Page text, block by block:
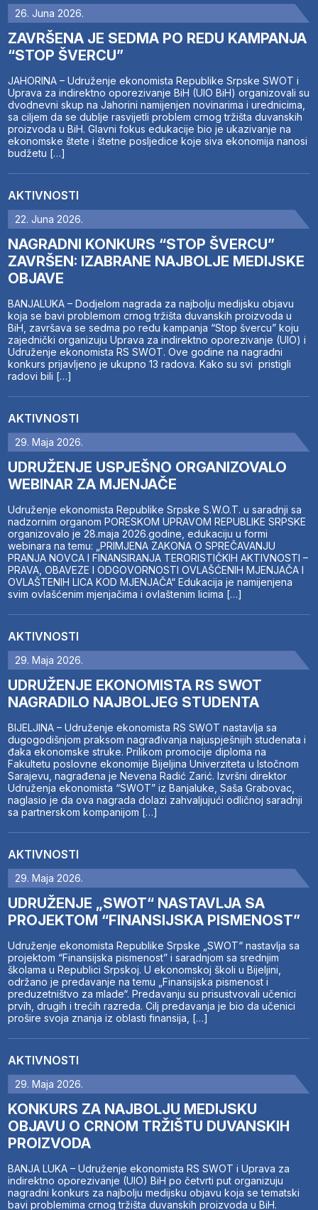
26. Juna 2026.
ZAVRŠENA JE SEDMA PO REDU KAMPANJA
“STOP ŠVERCU”
JAHORINA – Udruženje ekonomista Republike Srpske SWOT i
Uprava za indirektno oporezivanje BiH (UIO BiH) organizovali su
dvodnevni skup na Jahorini namijenjen novinarima i urednicima,
sa ciljem da se dublje rasvijetli problem crnog tržišta duvanskih
proizvoda u BiH. Glavni fokus edukacije bio je ukazivanje na
ekonomske štete i štetne posljedice koje siva ekonomija nanosi
budžetu […]
AKTIVNOSTI
22. Juna 2026.
NAGRADNI KONKURS “STOP ŠVERCU”
ZAVRŠEN: IZABRANE NAJBOLJE MEDIJSKE
OBJAVE
BANJALUKA – Dodjelom nagrada za najbolju medijsku objavu
koja se bavi problemom crnog tržišta duvanskih proizvoda u
BiH, završava se sedma po redu kampanja “Stop švercu” koju
zajednički organizuju Uprava za indirektno oporezivanje (UIO) i
Udruženje ekonomista RS SWOT. Ove godine na nagradni
konkurs prijavljeno je ukupno 13 radova. Kako su svi pristigli
radovi bili […]
AKTIVNOSTI
29. Maja 2026.
UDRUŽENJE USPJEŠNO ORGANIZOVALO
WEBINAR ZA MJENJAČE
Udruženje ekonomista Republike Srpske S.W.O.T. u saradnji sa
nadzornim organom PORESKOM UPRAVOM REPUBLIKE SRPSKE
organizovalo je 28.maja 2026.godine, edukaciju u formi
webinara na temu: „PRIMJENA ZAKONA O SPREČAVANJU
PRANJA NOVCA I FINANSIRANJA TERORISTIČKIH AKTIVNOSTI –
PRAVA, OBAVEZE I ODGOVORNOSTI OVLAŠĆENIH MJENJAČA I
OVLAŠTENIH LICA KOD MJENJAČA“ Edukacija je namijenjena
svim ovlašćenim mjenjačima i ovlaštenim licima […]
AKTIVNOSTI
29. Maja 2026.
UDRUŽENJE EKONOMISTA RS SWOT
NAGRADILO NAJBOLJEG STUDENTA
BIJELJINA – Udruženje ekonomista RS SWOT nastavlja sa
dugogodišnjom praksom nagrađivanja najuspješnijih studenata i
đaka ekonomske struke. Prilikom promocije diploma na
Fakultetu poslovne ekonomije Bijeljina Univerziteta u Istočnom
Sarajevu, nagrađena je Nevena Radić Zarić. Izvršni direktor
Udruženja ekonomista “SWOT” iz Banjaluke, Saša Grabovac,
naglasio je da ova nagrada dolazi zahvaljujući odličnoj saradnji
sa partnerskom kompanijom […]
AKTIVNOSTI
29. Maja 2026.
UDRUŽENJE „SWOT“ NASTAVLJA SA
PROJEKTOM “FINANSIJSKA PISMENOST”
Udruženje ekonomista Republike Srpske „SWOT“ nastavlja sa
projektom “Finansijska pismenost” i saradnjom sa srednjim
školama u Republici Srpskoj. U ekonomskoj školi u Bijeljini,
održano je predavanje na temu „Finansijska pismenost i
preduzetništvo za mlade“. Predavanju su prisustvovali učenici
prvih, drugih i trećih razreda. Cilj predavanja je bio da učenici
prošire svoja znanja iz oblasti finansija, […]
AKTIVNOSTI
29. Maja 2026.
KONKURS ZA NAJBOLJU MEDIJSKU
OBJAVU O CRNOM TRŽIŠTU DUVANSKIH
PROIZVODA
BANJA LUKA – Udruženje ekonomista RS SWOT i Uprava za
indirektno oporezivanje (UIO) BiH po četvrti put organizuju
nagradni konkurs za najbolju medijsku objavu koja se tematski
bavi problemima crnog tržišta duvanskih proizvoda u BiH.